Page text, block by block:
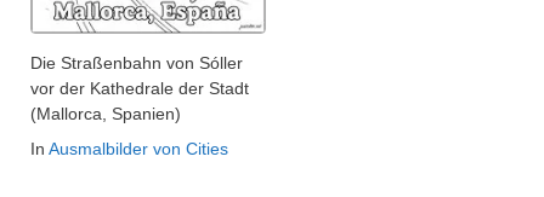
Die Straßenbahn von Sóller
vor der Kathedrale der Stadt
(Mallorca, Spanien)
In Ausmalbilder von Cities